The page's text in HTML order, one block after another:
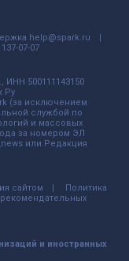
help@spark.ru
07-07
500111143150
Ру
(за исключением
службой по
и массовых
за номером ЭЛ
или Редакция
сайтом
Политика
и иностранных